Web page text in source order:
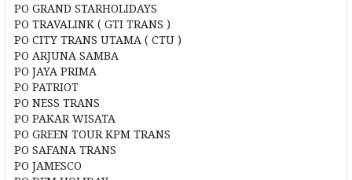
PO GRAND STARHOLIDAYS
PO TRAVALINK ( GTI TRANS )
PO CITY TRANS UTAMA ( CTU )
PO ARJUNA SAMBA
PO JAYA PRIMA
PO PATRIOT
PO NESS TRANS
PO PAKAR WISATA
PO GREEN TOUR KPM TRANS
PO SAFANA TRANS
PO JAMESCO